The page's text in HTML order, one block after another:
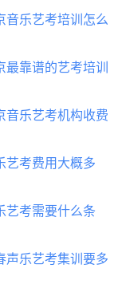
音乐艺考培训怎么
最靠谱的艺考培训
音乐艺考机构收费
艺考费用大概多
艺考需要什么条
声乐艺考集训要多